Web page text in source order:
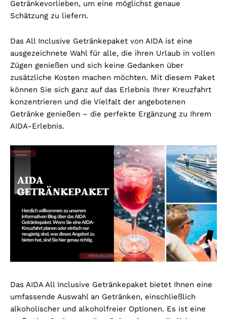
Getränkevorlieben, um eine möglichst genaue
Schätzung zu liefern.
Das All Inclusive Getränkepaket von AIDA ist eine
ausgezeichnete Wahl für alle, die ihren Urlaub in vollen
Zügen genießen und sich keine Gedanken über
zusätzliche Kosten machen möchten. Mit diesem Paket
können Sie sich ganz auf das Erlebnis Ihrer Kreuzfahrt
konzentrieren und die Vielfalt der angebotenen
Getränke genießen – die perfekte Ergänzung zu Ihrem
AIDA-Erlebnis.
Das AIDA All Inclusive Getränkepaket bietet Ihnen eine
umfassende Auswahl an Getränken, einschließlich
alkoholischer und alkoholfreier Optionen. Es ist eine